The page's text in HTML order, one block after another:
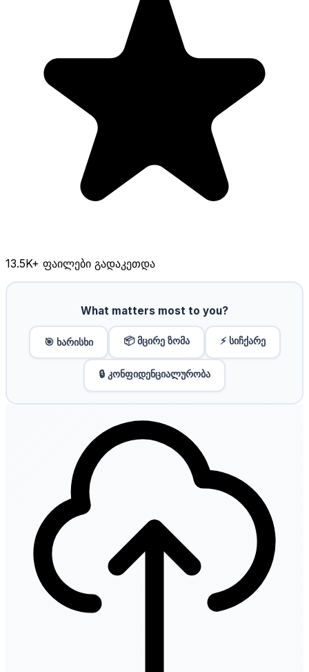
13.5K+ ფაილები გადაკეთდა
What matters most to you?
🎯 ხარისხი 📦 მცირე ზომა ⚡ სიჩქარე
🔒 კონფიდენციალურობა